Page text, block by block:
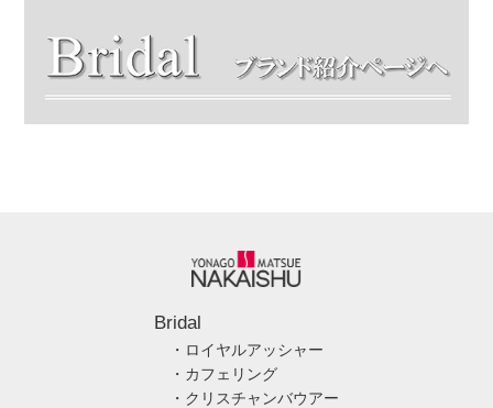
Bridal
・ロイヤルアッシャー
・カフェリング
・クリスチャンバウアー